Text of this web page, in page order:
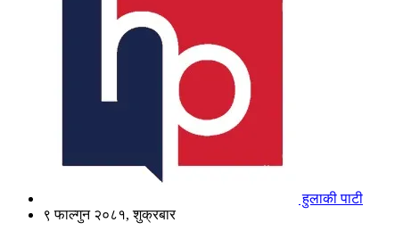
हुलाकी पाटी
९ फाल्गुन २०८१, शुक्रबार